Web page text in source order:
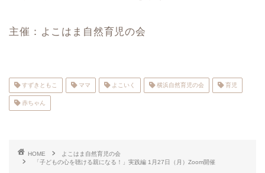
主催：よこはま自然育児の会
すずきともこ ママ よこいく 横浜自然育児の会 育児
赤ちゃん
HOME
よこはま自然育児の会
「子どもの心を聴ける親になる！」実践編 1月27日（月）Zoom開催